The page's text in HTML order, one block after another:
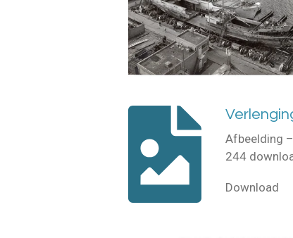
Afbeelding
244
Download